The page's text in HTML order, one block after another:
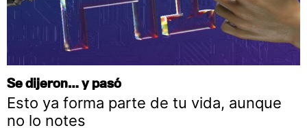
Se dijeron… y pasó
Esto ya forma parte de tu vida, aunque
no lo notes